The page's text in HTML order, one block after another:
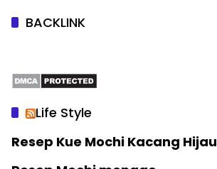
BACKLINK
Life Style
Resep Kue Mochi Kacang Hijau